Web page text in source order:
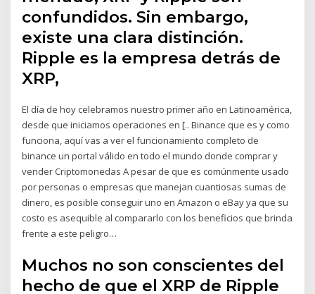
confundidos. Sin embargo,
existe una clara distinción.
Ripple es la empresa detrás de
XRP,
El día de hoy celebramos nuestro primer año en Latinoamérica,
desde que iniciamos operaciones en [.. Binance que es y como
funciona, aquí vas a ver el funcionamiento completo de
binance un portal válido en todo el mundo donde comprar y
vender Criptomonedas A pesar de que es comúnmente usado
por personas o empresas que manejan cuantiosas sumas de
dinero, es posible conseguir uno en Amazon o eBay ya que su
costo es asequible al compararlo con los beneficios que brinda
frente a este peligro…
Muchos no son conscientes del
hecho de que el XRP de Ripple